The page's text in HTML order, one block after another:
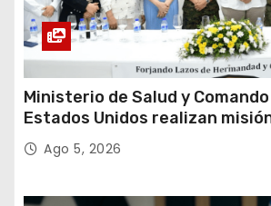
Ministerio de Salud y
Estados Unidos realizan
Amistad 2026 en La Vega
Ago 5, 2026